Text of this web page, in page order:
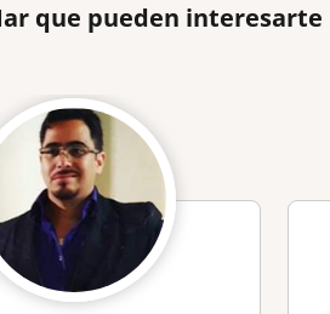
que pueden interesarte